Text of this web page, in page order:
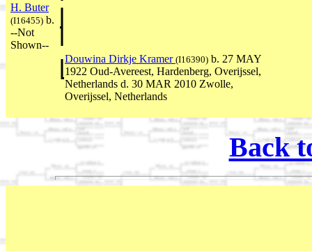
H. Buter
(I16455) b.
--Not
Shown--
Douwina Dirkje Kramer (I16390) b. 27 MAY
1922 Oud-Avereest, Hardenberg, Overijssel,
Netherlands d. 30 MAR 2010 Zwolle,
Overijssel, Netherlands
Back